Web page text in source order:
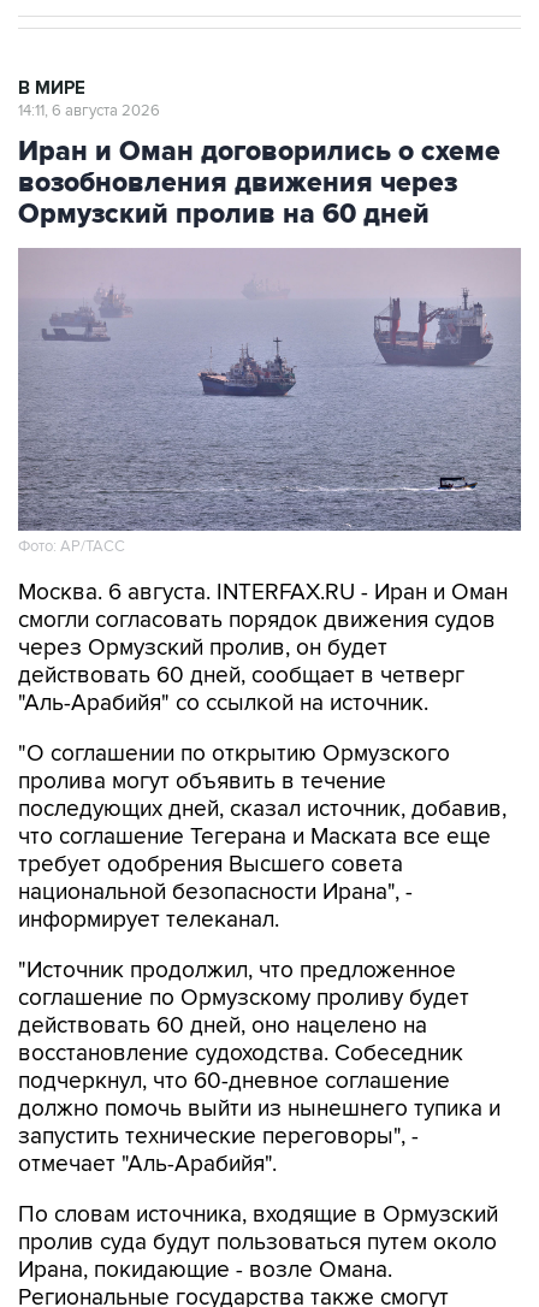
В МИРЕ
14:11, 6 августа 2026
Иран и Оман договорились о схеме
возобновления движения через
Ормузский пролив на 60 дней
Фото: AP/ТАСС
Москва. 6 августа. INTERFAX.RU - Иран и Оман
смогли согласовать порядок движения судов
через Ормузский пролив, он будет
действовать 60 дней, сообщает в четверг
"Аль-Арабийя" со ссылкой на источник.
"О соглашении по открытию Ормузского
пролива могут объявить в течение
последующих дней, сказал источник, добавив,
что соглашение Тегерана и Маската все еще
требует одобрения Высшего совета
национальной безопасности Ирана", -
информирует телеканал.
"Источник продолжил, что предложенное
соглашение по Ормузскому проливу будет
действовать 60 дней, оно нацелено на
восстановление судоходства. Собеседник
подчеркнул, что 60-дневное соглашение
должно помочь выйти из нынешнего тупика и
запустить технические переговоры", -
отмечает "Аль-Арабийя".
По словам источника, входящие в Ормузский
пролив суда будут пользоваться путем около
Ирана, покидающие - возле Омана.
Региональные государства также смогут